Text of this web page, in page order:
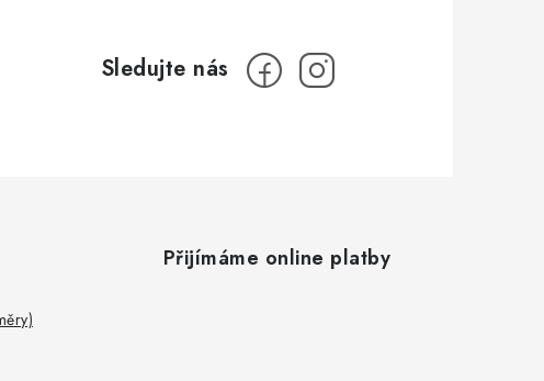
Přijímáme online platby